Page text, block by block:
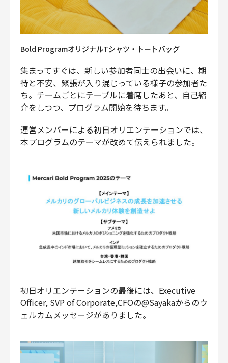
Bold ProgramオリジナルTシャツ・トートバッグ
集まってすぐは、新しい参加者同士の出会いに、期
待と不安、緊張が入り混じっている様子の参加者た
ち。チームごとにテーブルに着席したあと、自己紹
介をしつつ、プログラム開始を待ちます。
運営メンバーによる初日オリエンテーションでは、
本プログラムのテーマが改めて伝えられました。
初日オリエンテーションの最後には、Executive
Officer, SVP of Corporate,CFOの@Sayakaからのウ
ェルカムメッセージがありました。